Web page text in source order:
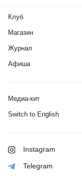
Клуб
Магазин
Журнал
Афиша
Медиа-кит
Switch to English
Instagram
Telegram